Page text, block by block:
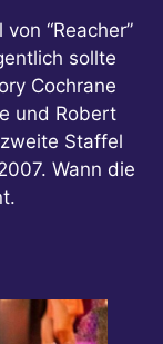
“Reacher”
sollte
Cochrane
und Robert
Staffel
Wann die